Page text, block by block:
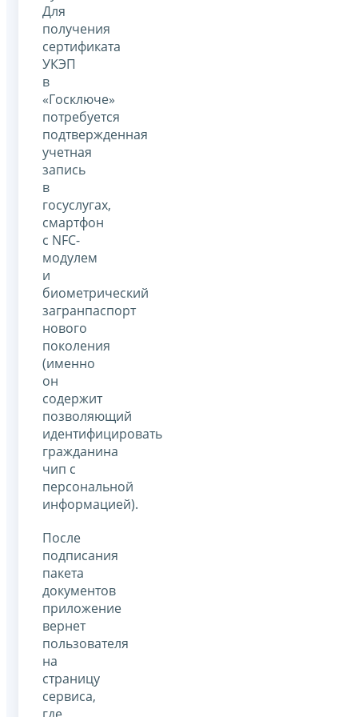
Для
получения
сертификата
УКЭП
в
«Госключе»
потребуется
подтвержденная
учетная
запись
в
госуслугах,
смартфон
с NFC-
модулем
и
биометрический
загранпаспорт
нового
поколения
(именно
он
содержит
позволяющий
идентифицировать
гражданина
чип с
персональной
информацией).
После
подписания
пакета
документов
приложение
вернет
пользователя
на
страницу
сервиса,
где